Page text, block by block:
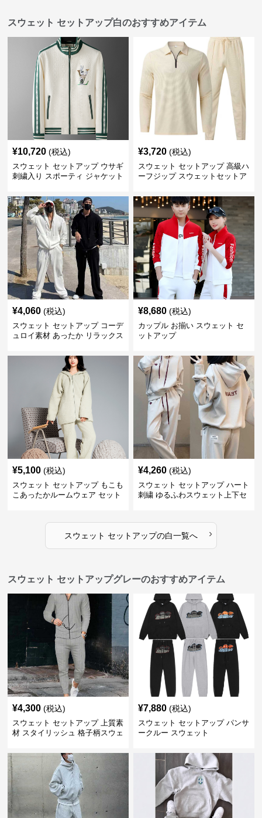
スウェット セットアップ白のおすすめアイテム
¥10,720 (税込)
スウェット セットアップ ウサギ
刺繍入り スポーティ ジャケット
¥3,720 (税込)
スウェット セットアップ 高級ハ
ーフジップ スウェットセットア
¥4,060 (税込)
スウェット セットアップ コーデ
ュロイ素材 あったか リラックス
¥8,680 (税込)
カップル お揃い スウェット セ
ットアップ
¥5,100 (税込)
スウェット セットアップ もこも
こあったかルームウェア セット
¥4,260 (税込)
スウェット セットアップ ハート
刺繍 ゆるふわスウェット上下セ
スウェット セットアップの白一覧へ ›
スウェット セットアップグレーのおすすめアイテム
¥4,300 (税込)
スウェット セットアップ 上質素
材 スタイリッシュ 格子柄スウェ
¥7,880 (税込)
スウェット セットアップ パンサ
ークルー スウェット